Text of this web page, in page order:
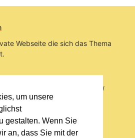
um unsere
gestalten. Wenn Sie
an, dass Sie mit der
Webseite die sich das Thema
www.bierkreiszeichen.at/